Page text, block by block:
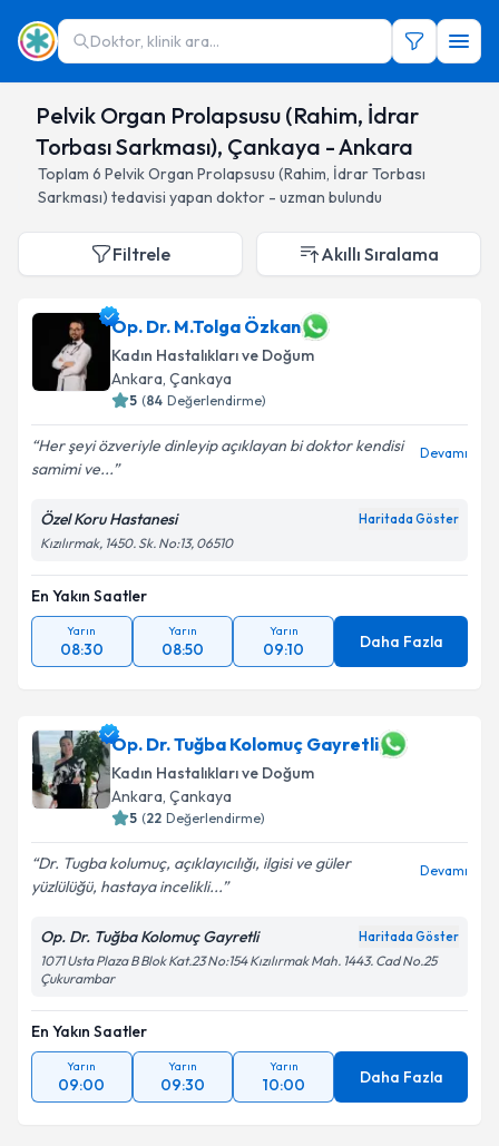
Doktor, klinik ara...
Pelvik Organ Prolapsusu (Rahim, İdrar
Torbası Sarkması), Çankaya - Ankara
Toplam 6 Pelvik Organ Prolapsusu (Rahim, İdrar Torbası
Sarkması) tedavisi yapan doktor - uzman bulundu
Filtrele Akıllı Sıralama
Op. Dr. M.Tolga Özkan
Kadın Hastalıkları ve Doğum
Ankara, Çankaya
5 (84 Değerlendirme)
Her şeyi özveriyle dinleyip açıklayan bi doktor kendisi
samimi ve...
Devamı
Özel Koru Hastanesi Haritada Göster
Kızılırmak, 1450. Sk. No:13, 06510
En Yakın Saatler
Yarın
08:30
Yarın
08:50
Yarın
09:10 Daha Fazla
Op. Dr. Tuğba Kolomuç Gayretli
Kadın Hastalıkları ve Doğum
Ankara, Çankaya
5 (22 Değerlendirme)
Dr. Tugba kolumuç, açıklayıcılığı, ilgisi ve güler
yüzlülüğü, hastaya incelikli...
Devamı
Op. Dr. Tuğba Kolomuç Gayretli Haritada Göster
1071 Usta Plaza B Blok Kat.23 No:154 Kızılırmak Mah. 1443. Cad No.25
Çukurambar
En Yakın Saatler
Yarın
09:00
Yarın
09:30
Yarın
10:00 Daha Fazla